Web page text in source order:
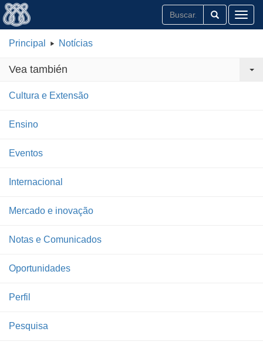
Principal Notícias
Vea también
Cultura e Extensão
Ensino
Eventos
Internacional
Mercado e inovação
Notas e Comunicados
Oportunidades
Perfil
Pesquisa